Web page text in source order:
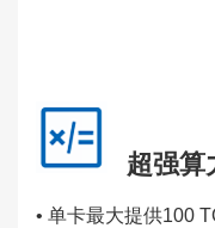
超强算
• 单卡最大提供100